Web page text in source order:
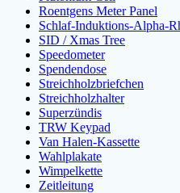
Roentgens Meter Panel
Schlaf-Induktions-Alpha-
SID / Xmas Tree
Speedometer
Spendendose
Streichholzbriefchen
Streichholzhalter
Superzündis
TRW Keypad
Van Halen-Kassette
Wahlplakate
Wimpelkette
Zeitleitung